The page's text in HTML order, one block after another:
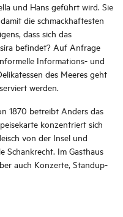
und Hans geführt wird. Sie
die schmackhaftesten
dass sich das
befindet? Auf Anfrage
Informations- und
des Meeres geht
werden.
1870 betreibt Anders das
konzentriert sich
von der Insel und
Schankrecht. Im Gasthaus
auch Konzerte, Standup-